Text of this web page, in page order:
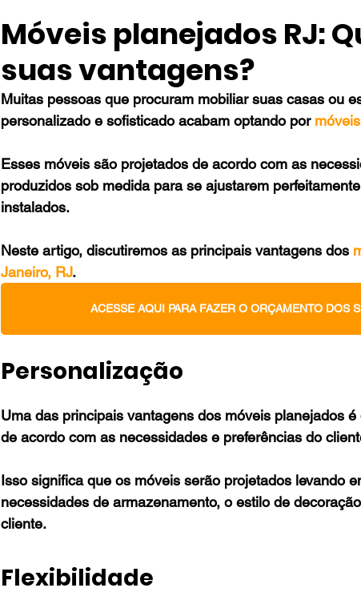
Móveis planejados RJ:
suas vantagens?
Muitas pessoas que procuram mobiliar suas casas ou
personalizado e sofisticado acabam optando por
Esses móveis são projetados de acordo com as
produzidos sob medida para se ajustarem
instalados.
Neste artigo, discutiremos as principais vantagens dos
Janeiro, RJ.
ACESSE AQUI PARA FAZER O ORÇAMENTO DOS
Personalização
Uma das principais vantagens dos móveis planejados
de acordo com as necessidades e preferências do
Isso significa que os móveis serão projetados levando
necessidades de armazenamento, o estilo de
cliente.
Flexibilidade